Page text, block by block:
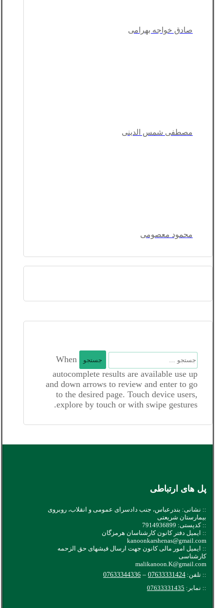
صادق خواجه بهرامی
مصطفی شمس الدینی
محمود معصومی
جستجو
برای:
When
autocomplete results are available use up
and down arrows to review and enter to go
to the desired page. Touch device users,
explore by touch or with swipe gestures.
پل های ارتباطی
:: نشانی: بندرعباس، جنب دادسرای عمومی و انقلاب، روبروی
بیمارستان شریعتی
:: کدپستی: 7914936899
:: ایمیل دفتر کانون کارشناسان هرمزگان
kanoonkarshenas@gmail.com
:: ایمیل امور مالی کانون جهت ارسال فیشهای حق الزحمه
کارشناسی
malikanoon.K@gmail.com
:: تلفن: 07633331424
–
07633344336
:: نمابر: 07633331435